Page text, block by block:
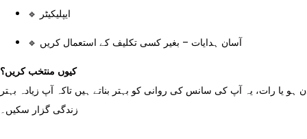
🔹 ایپلیکیٹر
🔹 آسان ہدایات – بغیر کسی تکلیف کے استعمال کریں
کیوں منتخب کریں؟
یا رات، یہ آپ کی سانس کی روانی کو بہتر بناتے ہیں تاکہ آپ زیادہ بہتر
زندگی گزار سکیں۔